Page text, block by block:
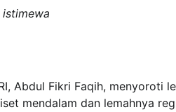
istimewa
Abdul Fikri Faqih, menyoroti
mendalam dan lemahnya